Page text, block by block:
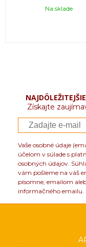
Na sklade
Získajte
Vaše osobné údaje
účelom v súlade s
osobných údajov.
vám pošleme na váš
písomne, emailom
informačného emailu.